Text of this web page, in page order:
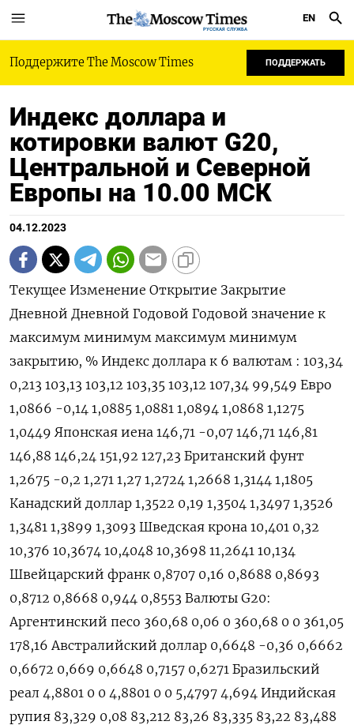
РУССКАЯ СЛУЖБА
EN
Поддержите The Moscow Times ПОДДЕРЖАТЬ
Индекс доллара и
котировки валют G20,
Центральной и Северной
Европы на 10.00 МСК
04.12.2023
Текущее Изменение Открытие Закрытие
Дневной Дневной Годовой Годовой значение к
максимум минимум максимум минимум
закрытию, % Индекс доллара к 6 валютам : 103,34
0,213 103,13 103,12 103,35 103,12 107,34 99,549 Евро
1,0866 -0,14 1,0885 1,0881 1,0894 1,0868 1,1275
1,0449 Японская иена 146,71 -0,07 146,71 146,81
146,88 146,24 151,92 127,23 Британский фунт
1,2675 -0,2 1,271 1,27 1,2724 1,2668 1,3144 1,1805
Канадский доллар 1,3522 0,19 1,3504 1,3497 1,3526
1,3481 1,3899 1,3093 Шведская крона 10,401 0,32
10,376 10,3674 10,4048 10,3698 11,2641 10,134
Швейцарский франк 0,8707 0,16 0,8688 0,8693
0,8712 0,8668 0,944 0,8553 Валюты G20:
Аргентинский песо 360,68 0,06 0 360,68 0 0 361,05
178,16 Австралийский доллар 0,6648 -0,36 0,6662
0,6672 0,669 0,6648 0,7157 0,6271 Бразильский
реал 4,8801 0 0 4,8801 0 0 5,4797 4,694 Индийская
рупия 83,329 0,08 83,212 83,26 83,335 83,22 83,488